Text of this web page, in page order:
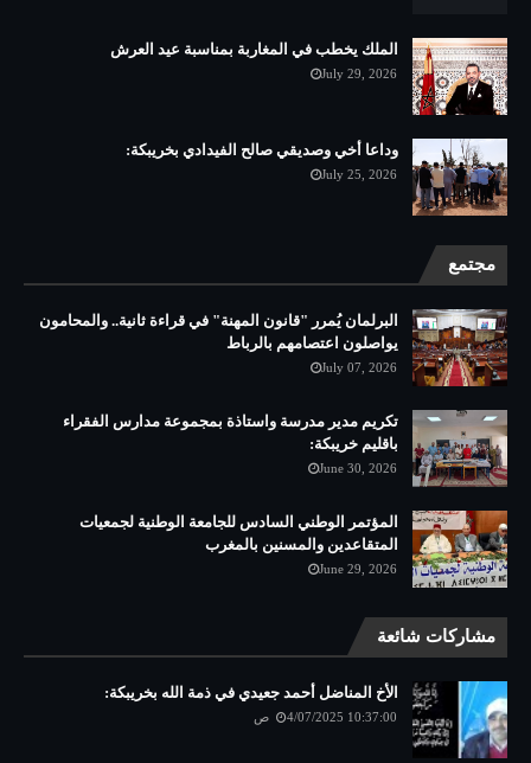
الملك يخطب في المغاربة بمناسبة عيد العرش
July 29, 2026
وداعا أخي وصديقي صالح الفيدادي بخريبكة:
July 25, 2026
مجتمع
البرلمان يُمرر "قانون المهنة" في قراءة ثانية.. والمحامون
يواصلون اعتصامهم بالرباط
July 07, 2026
تكريم مدير مدرسة واستاذة بمجموعة مدارس الفقراء
باقليم خريبكة:
June 30, 2026
المؤتمر الوطني السادس للجامعة الوطنية لجمعيات
المتقاعدين والمسنين بالمغرب
June 29, 2026
مشاركات شائعة
الأخ المناضل أحمد جعيدي في ذمة الله بخريبكة:
4/07/2025 10:37:00 ص